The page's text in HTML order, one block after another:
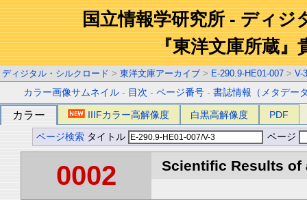
国立情報学研究所 - ディジ
『東洋文庫所蔵』
ディジタル・シルクロード > 東洋文庫アーカイブ > E-290.9-HE01-007 > V-3
カラー画像サムネイル - 目次 -ページ番号 -書誌情報（メタデー
カラー IIIFカラー高解像度 白黒高解像度 PDF
ページ検索 タイトル ページ
0002 Scientific Results of